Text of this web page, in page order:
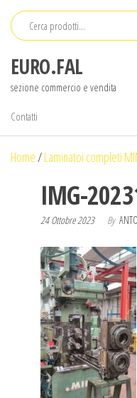
Salta
contenuto
EURO.FAL
sezione commercio e vendita
Contatti
Home/Laminatoi completi
IMG-
24 Ottobre 2023 By